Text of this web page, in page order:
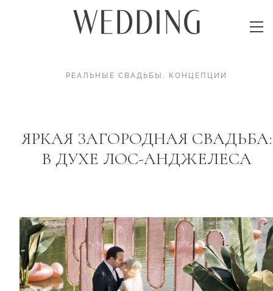
РЕАЛЬНЫЕ СВАДЬБЫ . КОНЦЕПЦИИ
ЯРКАЯ ЗАГОРОДНАЯ СВАДЬБА:
В ДУХЕ ЛОС-АНДЖЕЛЕСА